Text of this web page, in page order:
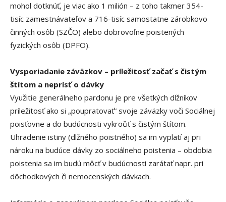
mohol dotknúť, je viac ako 1 milión – z toho takmer 354-
tisíc zamestnávateľov a 716-tisíc samostatne zárobkovo
činných osôb (SZČO) alebo dobrovoľne poistených
fyzických osôb (DPFO).
Vysporiadanie záväzkov – príležitosť začať s čistým
štítom a neprísť o dávky
Využitie generálneho pardonu je pre všetkých dlžníkov
príležitosť ako si „poupratovať“ svoje záväzky voči Sociálnej
poisťovne a do budúcnosti vykročiť s čistým štítom.
Uhradenie istiny (dlžného poistného) sa im vyplatí aj pri
nároku na budúce dávky zo sociálneho poistenia – obdobia
poistenia sa im budú môcť v budúcnosti zarátať napr. pri
dôchodkových či nemocenských dávkach.